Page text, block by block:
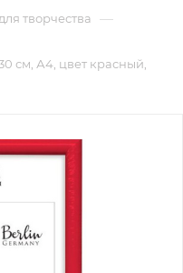
творчества —
см, А4, цвет красный,